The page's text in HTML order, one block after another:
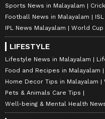
Sports News in Malayalam
Football News in Malayalam
IPL News Malayalam
World Cup
LIFESTYLE
Lifestyle News in Malayalam
Food and Recipes in Malayalam
Home Decor Tips in Malayalam
Pets & Animals Care Tips
Well-being & Mental Health